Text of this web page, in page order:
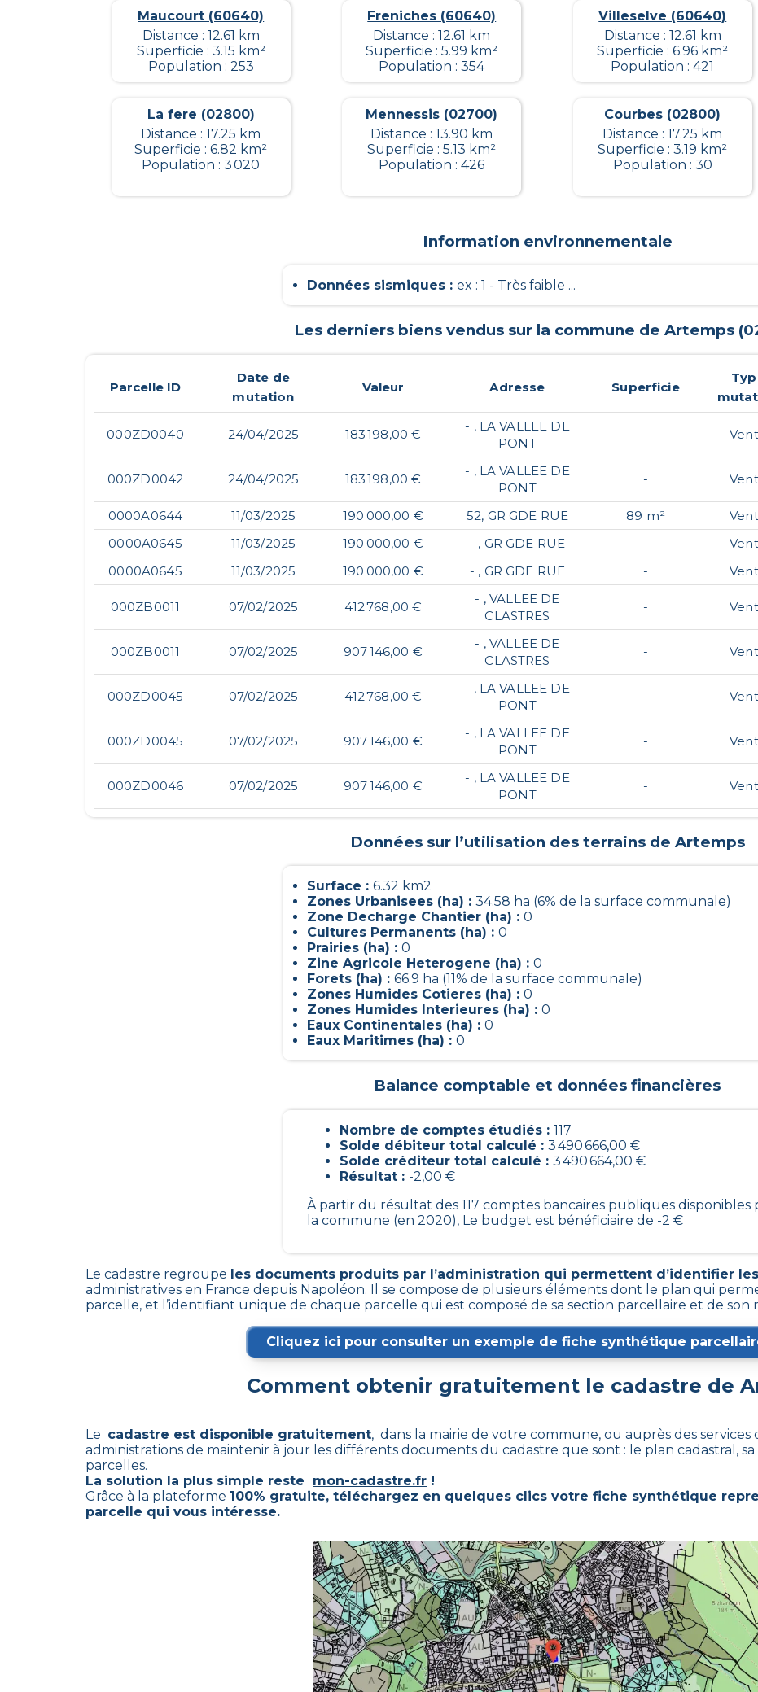
Maucourt (60640)
Distance : 12.61 km
Superficie : 3.15 km²
Population : 253
Freniches (60640)
Distance : 12.61 km
Superficie : 5.99 km²
Population : 354
Villeselve (60640)
Distance : 12.61 km
Superficie : 6.96 km²
Population : 421
La fere (02800)
Distance : 17.25 km
Superficie : 6.82 km²
Population : 3 020
Mennessis (02700)
Distance : 13.90 km
Superficie : 5.13 km²
Population : 426
Courbes (02800)
Distance : 17.25 km
Superficie : 3.19 km²
Population : 30
Information environnementale
Données sismiques : ex : 1 - Très faible ...
Les derniers biens vendus sur la commune de Artemps(
Parcelle ID
Date de
mutation
Valeur Adresse Superficie
000ZD0040 24/04/2025 183 198,00 €
- , LA VALLEE DE
PONT
-
000ZD0042 24/04/2025 183 198,00 €
- , LA VALLEE DE
PONT
-
0000A0644 11/03/2025 190 000,00 € 52, GR GDE RUE 89 m²
0000A0645
11/03/2025 190 000,00 € - , GR GDE RUE -
0000A0645
11/03/2025 190 000,00 € - , GR GDE RUE -
000ZB0011 07/02/2025 412 768,00 €
- , VALLEE DE
CLASTRES
-
000ZB0011 07/02/2025 907 146,00 €
- , VALLEE DE
CLASTRES
-
000ZD0045 07/02/2025 412 768,00 €
- , LA VALLEE DE
PONT
-
000ZD0045 07/02/2025 907 146,00 €
- , LA VALLEE DE
PONT
-
000ZD0046 07/02/2025 907 146,00 €
- , LA VALLEE DE
PONT
-
Données sur l’utilisation des terrains de Artemps
Surface : 6.32 km2
Zones Urbanisees (ha) : 34.58 ha (6% de la surface communale)
Zone Decharge Chantier (ha) : 0
Cultures Permanents (ha) : 0
Prairies (ha) : 0
Zine Agricole Heterogene (ha) : 0
Forets (ha) : 66.9 ha (11% de la surface communale)
Zones Humides Cotieres (ha) : 0
Zones Humides Interieures (ha) : 0
Eaux Continentales (ha) : 0
Eaux Maritimes (ha) : 0
Balance comptable et données financières
Nombre de comptes étudiés : 117
Solde débiteur total calculé : 3 490 666,00 €
Solde créditeur total calculé : 3 490 664,00 €
Résultat : -2,00 €
À partir du résultat des 117 comptes bancaires publiques disponibles
la commune (en 2020), Le budget est bénéficiaire de -2 €
Le cadastre regroupe les documents produits par l’administration qui permettent d’identifier
administratives en France depuis Napoléon. Il se compose de plusieurs éléments dont le plan qui
parcelle, et l’identifiant unique de chaque parcelle qui est composé de sa section parcellaire et de son
Cliquez ici pour consulter un exemple de fiche synthétique
Comment obtenir gratuitement le cadastre de
Le cadastre est disponible gratuitement, dans la mairie de votre commune, ou auprès des services
administrations de maintenir à jour les différents documents du cadastre que sont : le plan cadastral,
parcelles.
La solution la plus simple reste mon-cadastre.fr !
Grâce à la plateforme 100% gratuite, téléchargez en quelques clics votre fiche synthétique
parcelle qui vous intéresse.